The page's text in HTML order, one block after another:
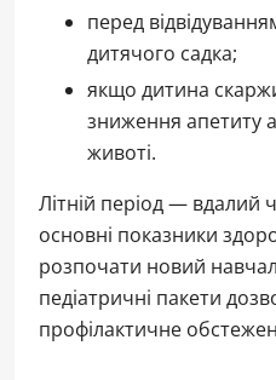
перед
дитячого садка;
якщо дитина
зниження апетиту
животі.
Літній період — вдалий
основні показники
розпочати новий
педіатричні пакети
профілактичне